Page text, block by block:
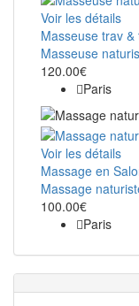
Voir les détails
Masseuse trav &
Masseuse
120.00€
Paris
Voir les détails
Massage en
Massage
100.00€
Paris